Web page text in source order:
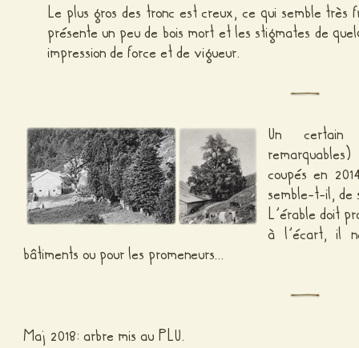
Le plus gros des tronc est creux, ce qui semble très
présente un peu de bois mort et les stigmates de
impression de force et de vigueur.
Un certain
coupés en
semble-t-il, de
L’érable doit
à l’écart, il
bâtiments ou pour les promeneurs…
Maj 2018: arbre mis au PLU.